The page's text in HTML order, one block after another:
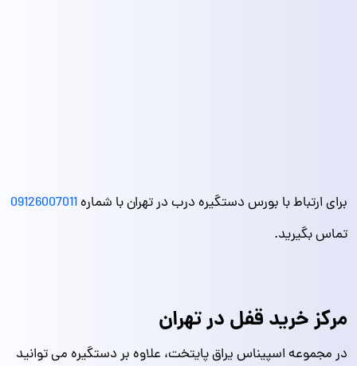
برای ارتباط با بورس دستگیره درب در تهران با شماره09126007011
تماس بگیرید.
مرکز خرید قفل در تهران
در مجموعه اسپیناس یراق پایتخت، علاوه بر دستگیره می توانید